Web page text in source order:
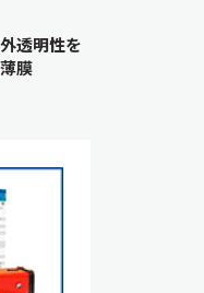
透明性を
膜